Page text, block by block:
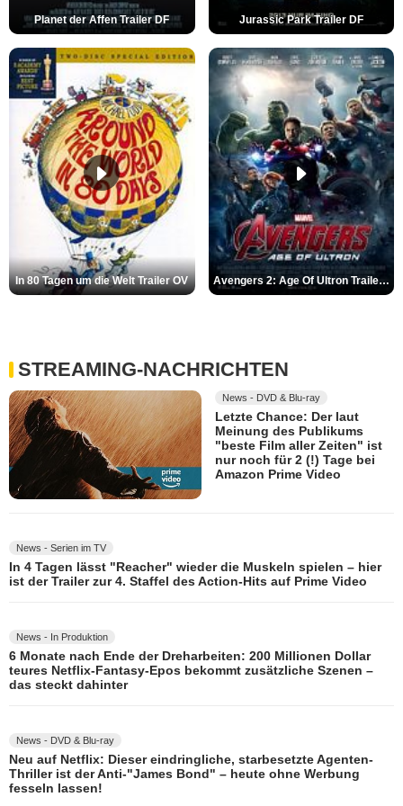
Planet der Affen Trailer DF Jurassic Park Trailer DF
In 80 Tagen um die Welt Trailer OV Avengers 2: Age Of Ultron Trailer (2) DF
STREAMING-NACHRICHTEN
News - DVD & Blu-ray
Letzte Chance: Der laut
Meinung des Publikums
"beste Film aller Zeiten" ist
nur noch für 2 (!) Tage bei
Amazon Prime Video
News - Serien im TV
In 4 Tagen lässt "Reacher" wieder die Muskeln spielen – hier
ist der Trailer zur 4. Staffel des Action-Hits auf Prime Video
News - In Produktion
6 Monate nach Ende der Dreharbeiten: 200 Millionen Dollar
teures Netflix-Fantasy-Epos bekommt zusätzliche Szenen –
das steckt dahinter
News - DVD & Blu-ray
Neu auf Netflix: Dieser eindringliche, starbesetzte Agenten-
Thriller ist der Anti-"James Bond" – heute ohne Werbung
fesseln lassen!